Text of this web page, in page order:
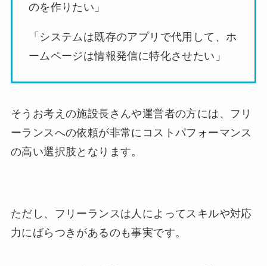
のを作りたい」
「システムは既存のアプリで代用して、ホ
ームページは情報発信に特化させたい」
そうお考えの施設長さんや運営者の方には、フリ
ーランスへの依頼が非常にコストパフォーマンス
の高い選択肢となります。
ただし、フリーランスは人によってスキルや対応
力にばらつきがあるのも事実です。